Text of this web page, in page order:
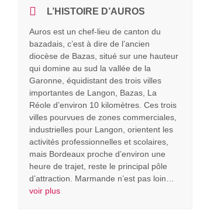
L’HISTOIRE D’AUROS
Auros est un chef-lieu de canton du
bazadais, c’est à dire de l’ancien
diocèse de Bazas, situé sur une hauteur
qui domine au sud la vallée de la
Garonne, équidistant des trois villes
importantes de Langon, Bazas, La
Réole d’environ 10 kilomètres. Ces trois
villes pourvues de zones commerciales,
industrielles pour Langon, orientent les
activités professionnelles et scolaires,
mais Bordeaux proche d’environ une
heure de trajet, reste le principal pôle
d’attraction. Marmande n’est pas loin…
voir plus